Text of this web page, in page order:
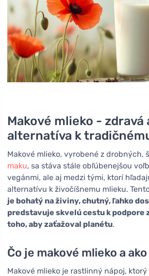
Makové mlieko - zdravá
alternatíva k
Makové mlieko, vyrobené z drobných,
maku, sa stáva stále obľúbenejšou
vegánmi, ale aj medzi tými, ktorí
alternatívu k živočíšnemu mlieku.
je bohatý na živiny, chutný, ľahko
predstavuje skvelú cestu k podpore
toho, aby zaťažoval planétu.
Čo je makové mlieko a
Makové mlieko je rastlinný nápoj, ktorý